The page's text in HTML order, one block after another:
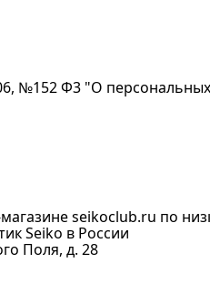
№152 Ф3 "О
seikoclub.ru по
Seiko в России
Поля, д. 28